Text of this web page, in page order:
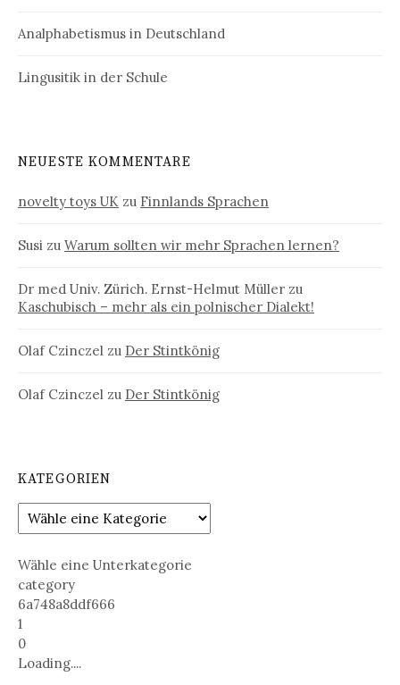
Analphabetismus in Deutschland
Lingusitik in der Schule
NEUESTE KOMMENTARE
novelty toys UK zu Finnlands Sprachen
Susi zu Warum sollten wir mehr Sprachen lernen?
Dr med Univ. Zürich. Ernst-Helmut Müller zu
Kaschubisch – mehr als ein polnischer Dialekt!
Olaf Czinczel zu Der Stintkönig
Olaf Czinczel zu Der Stintkönig
KATEGORIEN
Wähle eine Unterkategorie
category
6a748a8ddf666
1
0
Loading....